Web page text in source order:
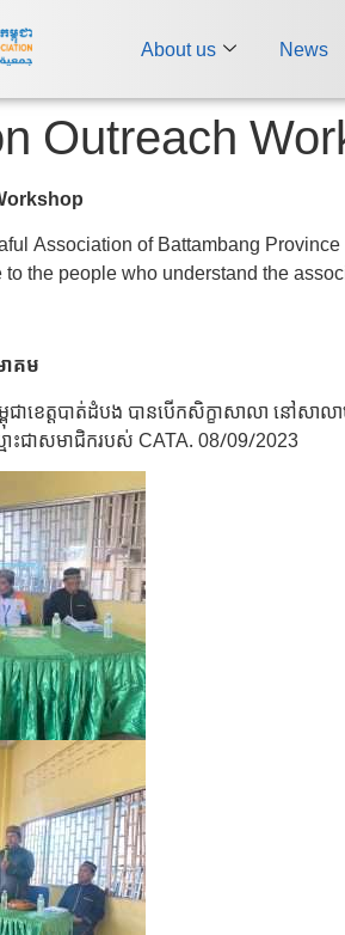
About us News
Outreach
Association of Battambang
the people who understand the
ាគម
ាខេត្តបាត់ដំបង បានបើកសិក្ខាសាលា នៅស
ជាសមាជិករបស់ CATA. 08/09/2023